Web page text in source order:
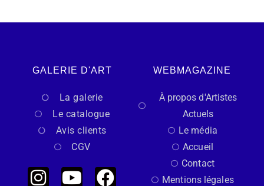
GALERIE D'ART
La galerie
Le catalogue
Avis clients
CGV
WEBMAGAZINE
À propos d'Artistes
Actuels
Le média
Accueil
Contact
Mentions légales